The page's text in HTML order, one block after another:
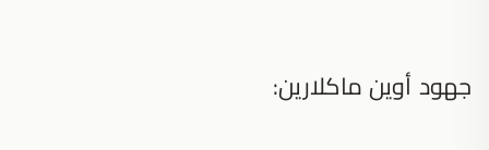
جهود أوين ماكلارين: